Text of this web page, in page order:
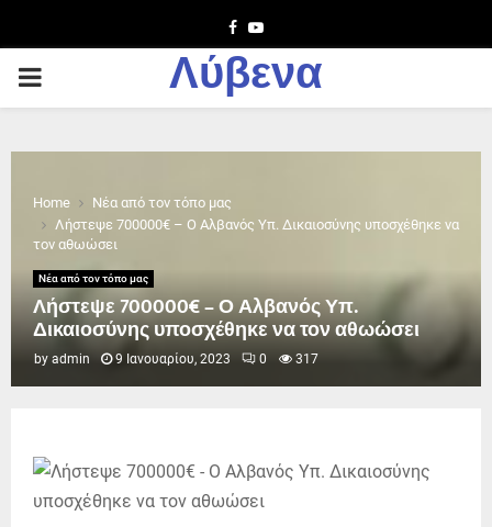
Facebook
Youtube
PRIMARY
Λύβενα
Home
Νέα από τον τόπο μας
Λήστεψε 700000€ – Ο Αλβανός Υπ. Δικαιοσύνης υποσχέθηκε να
τον αθωώσει
Νέα από τον τόπο μας
Λήστεψε 700000€ – Ο Αλβανός Υπ.
Δικαιοσύνης υποσχέθηκε να τον αθωώσει
by admin 9 Ιανουαρίου, 2023 0 317